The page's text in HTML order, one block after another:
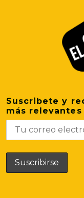
Suscribete y
más